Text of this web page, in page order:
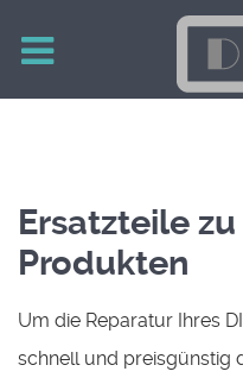
Ersatzteile
Produkten
Um die Reparatur Ihres
schnell und preisgünstig